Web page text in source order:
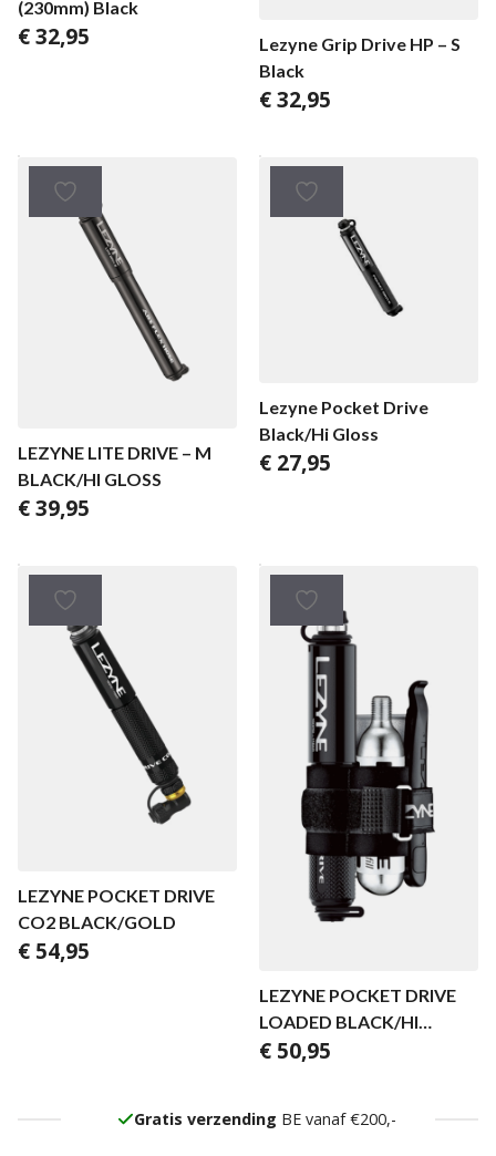
(230mm) Black
€32,95
Lezyne Grip Drive HP – S
Black
€32,95
LEZYNE LITE DRIVE – M
BLACK/HI GLOSS
€39,95
Lezyne Pocket Drive
Black/Hi Gloss
€ 27,95
LEZYNE POCKET DRIVE
CO2 BLACK/GOLD
€ 54,95
LEZYNE POCKET DRIVE
LOADED BLACK/HI
GLOSS
€ 50,95
Gratis verzending BE vanaf €200,-